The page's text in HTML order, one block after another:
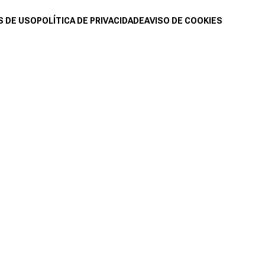
DE USO POLÍTICA DE PRIVACIDADEAVISO DE COOKIES